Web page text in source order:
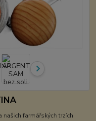
farmářských trzích.